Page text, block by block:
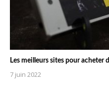
Les meilleurs sites pour acheter
7 juin 2022